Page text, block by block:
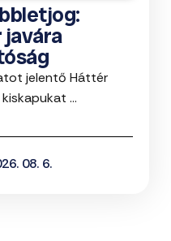
javára
jelentő Háttér
...
08. 6.